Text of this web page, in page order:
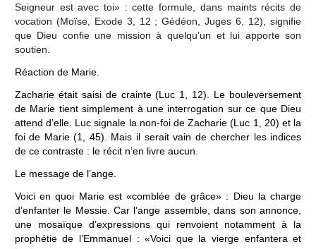
Seigneur est avec toi» : cette formule, dans maints récits de
vocation (Moïse, Exode 3, 12 ; Gédéon, Juges 6, 12), signifie
que Dieu confie une mission à quelqu’un et lui apporte son
soutien.
Réaction de Marie.
Zacharie était saisi de crainte (Luc 1, 12). Le bouleversement
de Marie tient simplement à une interrogation sur ce que Dieu
attend d’elle. Luc signale la non-foi de Zacharie (Luc 1, 20) et la
foi de Marie (1, 45). Mais il serait vain de chercher les indices
de ce contraste : le récit n’en livre aucun.
Le message de l’ange.
Voici en quoi Marie est «comblée de grâce» : Dieu la charge
d’enfanter le Messie. Car l’ange assemble, dans son annonce,
une mosaïque d’expressions qui renvoient notamment à la
prophétie de l’Emmanuel : «Voici que la vierge enfantera et